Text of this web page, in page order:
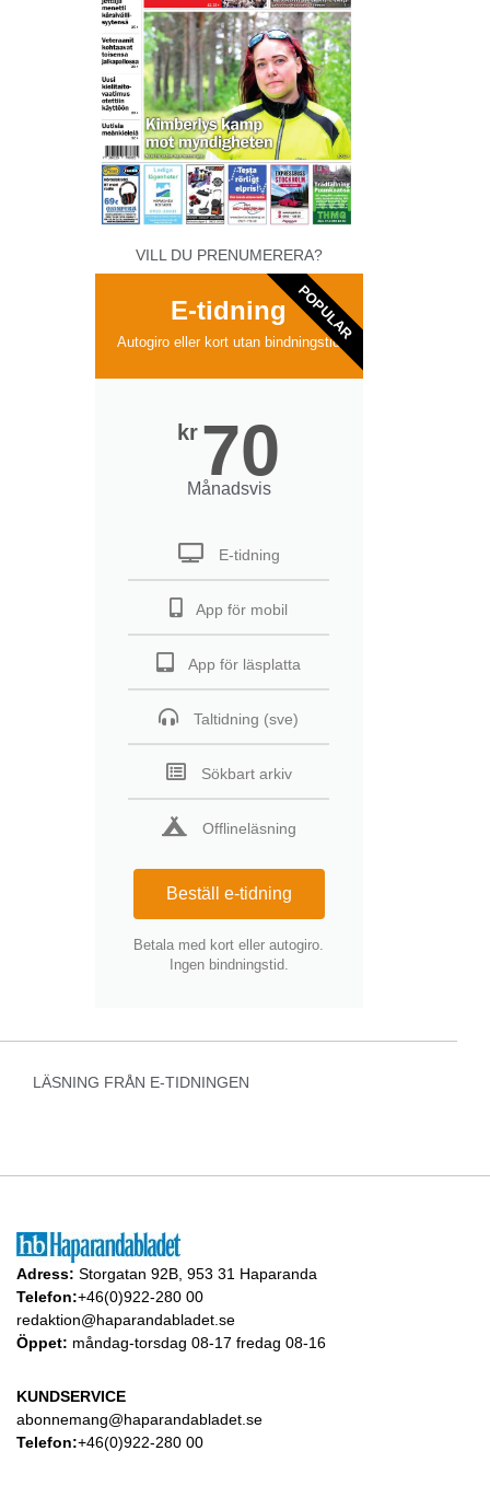
VILL DU PRENUMERERA?
E-tidning
Autogiro eller kort utan bindningstid
kr 70
Månadsvis
E-tidning
App för mobil
App för läsplatta
Taltidning (sve)
Sökbart arkiv
Offlineläsning
Beställ e-tidning
Betala med kort eller autogiro.
Ingen bindningstid.
POPULAR
LÄSNING FRÅN E-TIDNINGEN
Adress: Storgatan 92B, 953 31 Haparanda
Telefon:+46(0)922-280 00
redaktion@haparandabladet.se
Öppet: måndag-torsdag 08-17 fredag 08-16
KUNDSERVICE
abonnemang@haparandabladet.se
Telefon:+46(0)922-280 00